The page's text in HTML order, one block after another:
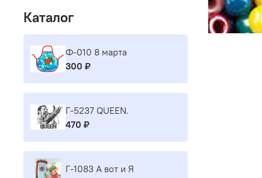
Каталог
Ф-010 8 марта
300 ₽
Г-5237 QUEEN.
470 ₽
Г-1083 А вот и Я